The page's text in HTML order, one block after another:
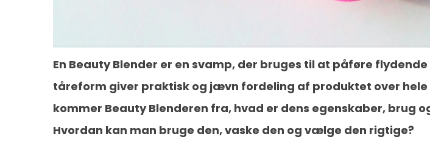
En Beauty Blender er en svamp, der bruges til at påføre flydende
tåreform giver praktisk og jævn fordeling af produktet over hele
kommer Beauty Blenderen fra, hvad er dens egenskaber, brug
Hvordan kan man bruge den, vaske den og vælge den rigtige?